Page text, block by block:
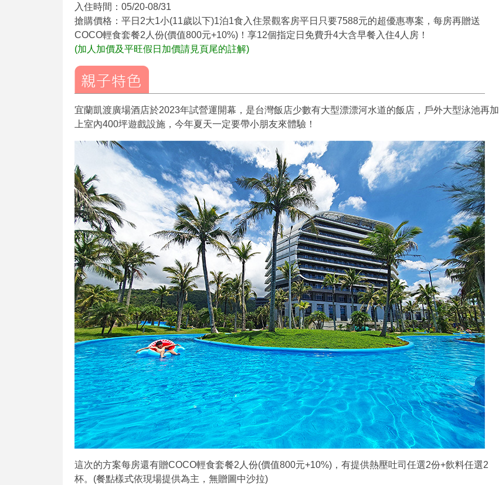
入住時間：05/20-08/31
搶購價格：平日2大1小(11歲以下)1泊1食入住景觀客房平日只要7588元的超優惠專案，每房再贈送
COCO輕食套餐2人份(價值800元+10%)！享12個指定日免費升4大含早餐入住4人房！
(加人加價及平旺假日加價請見頁尾的註解)
宜蘭凱渡廣場酒店於2023年試營運開幕，是台灣飯店少數有大型漂漂河水道的飯店，戶外大型泳池再加
上室內400坪遊戲設施，今年夏天一定要帶小朋友來體驗！
這次的方案每房還有贈COCO輕食套餐2人份(價值800元+10%)，有提供熱壓吐司任選2份+飲料任選2
杯。(餐點樣式依現場提供為主，無贈圖中沙拉)